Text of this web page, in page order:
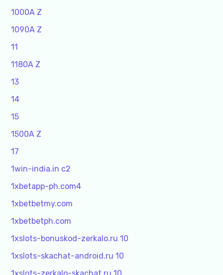
1000A Z
1090A Z
11
1180A Z
13
14
15
1500A Z
17
1win-india.in c2
1xbetapp-ph.com4
1xbetbetmy.com
1xbetbetph.com
1xslots-bonuskod-zerkalo.ru 10
1xslots-skachat-android.ru 10